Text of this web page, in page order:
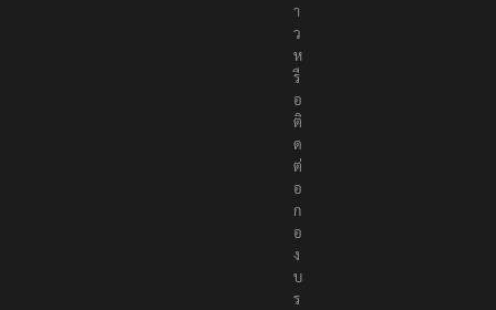
า
ว
ห
รื
อ
ติ
ด
ต่
อ
ก
อ
ง
บ
ร